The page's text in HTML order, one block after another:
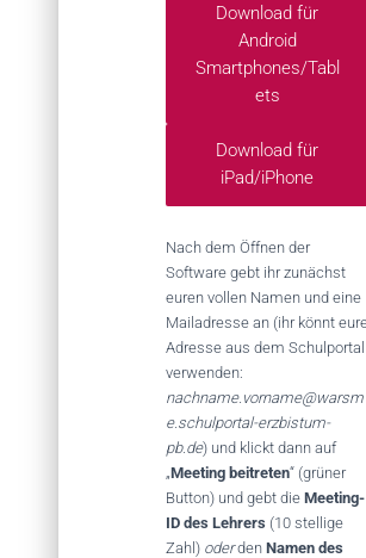
Download für
Android
Smartphones/Tabl
ets
Download für
iPad/iPhone
Nach dem Öffnen der
Software gebt ihr zunächst
euren vollen Namen und eine
Mailadresse an (ihr könnt
Adresse aus dem Schulportal
verwenden:
nachname.vorname@warsm
e.schulportal-erzbistum-
pb.de) und klickt dann auf
„Meeting beitreten“ (grüner
Button) und gebt die Meeting-
ID des Lehrers (10 stellige
Zahl) oderden Namen des